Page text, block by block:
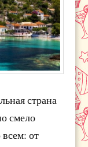
страна
смело
всем: от